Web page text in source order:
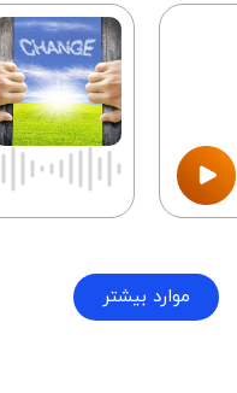
موارد بیشتر